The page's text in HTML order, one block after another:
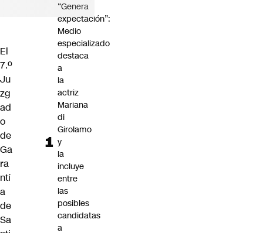
El
7.º
Ju
zg
ad
o
de
Ga
ra
ntí
a
de
Sa
“Genera
expectación”:
Medio
especializado
destaca
a
la
actriz
Mariana
di
Girolamo
y
la
incluye
entre
las
posibles
candidatas
a